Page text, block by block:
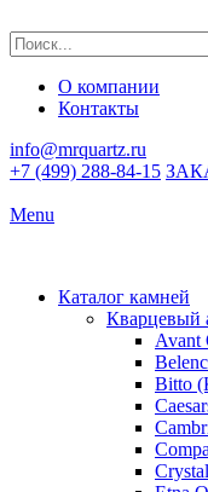
О компании
Контакты
info@mrquartz.ru
+7 (499) 288-84-15
Menu
Каталог камней
Кварцевый
Avant
Bitto